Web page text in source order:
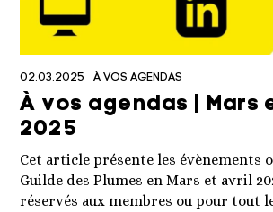
02.03.2025 À VOS AGENDAS
À vos agendas | Mars
2025
Cet article présente les évènements
Guilde des Plumes en Mars et avril
réservés aux membres ou pour tout